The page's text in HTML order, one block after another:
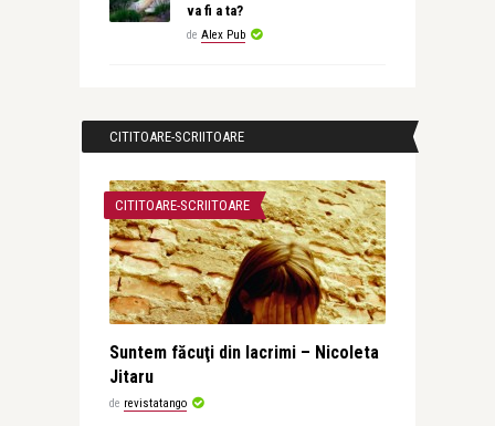
va fi a ta?
de Alex Pub
CITITOARE-SCRIITOARE
CITITOARE-SCRIITOARE
Suntem făcuţi din lacrimi – Nicoleta
Jitaru
de revistatango